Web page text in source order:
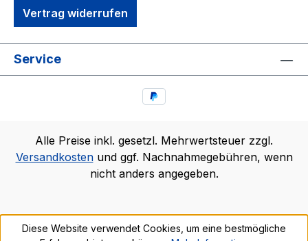
Vertrag widerrufen
Service
Alle Preise inkl. gesetzl. Mehrwertsteuer zzgl.
Versandkostenund ggf. Nachnahmegebühren, wenn
nicht anders angegeben.
Diese Website verwendet Cookies, um eine bestmögliche